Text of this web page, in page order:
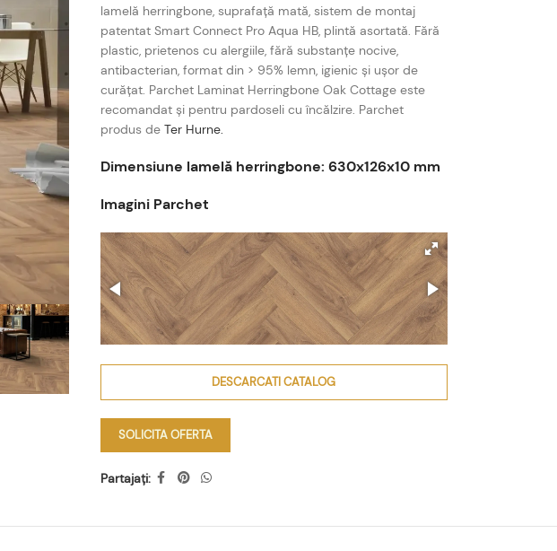
lamelă herringbone, suprafață mată, sistem de montaj
patentat Smart Connect Pro Aqua HB, plintă asortată. Fără
plastic, prietenos cu alergiile, fără substanțe nocive,
antibacterian, format din > 95% lemn, igienic și ușor de
curățat. Parchet Laminat Herringbone Oak Cottage este
recomandat și pentru pardoseli cu încălzire. Parchet
produs de Ter Hurne.
Dimensiune lamelă herringbone: 630x126x10 mm
Imagini Parchet
DESCARCATI CATALOG
SOLICITA OFERTA
Partajați: